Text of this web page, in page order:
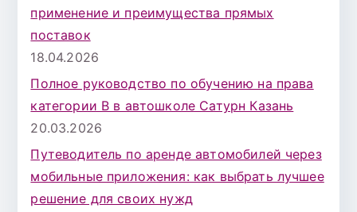
применение и преимущества прямых
поставок
18.04.2026
Полное руководство по обучению на права
категории B в автошколе Сатурн Казань
20.03.2026
Путеводитель по аренде автомобилей через
мобильные приложения: как выбрать лучшее
решение для своих нужд